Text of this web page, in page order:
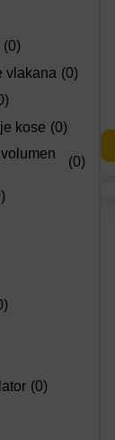
(0)
vlakana (0)
)
kose (0)
(0)
)
)
(0)